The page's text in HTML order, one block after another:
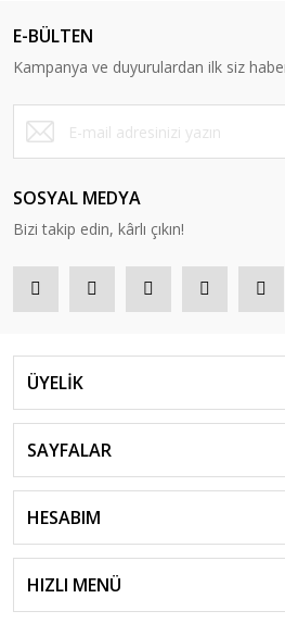
E-BÜLTEN
Kampanya ve duyurulardan ilk siz
SOSYAL MEDYA
Bizi takip edin, kârlı çıkın!
ÜYELİK
SAYFALAR
HESABIM
HIZLI MENÜ